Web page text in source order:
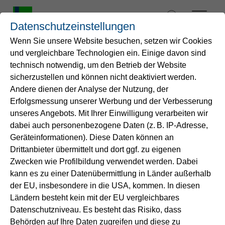
springen
Startseite
Wasser
Service
Energie
B2B-Lösungen
Unternehmen
Informationen zur
Verarbeitung
personenbezogener Daten
von Mitarbeitenden gem.
Art. 12 bis 14 der
Datenschutz-
Grundverordnung
(DSGVO)
Datenschutzeinstellungen
Wenn Sie unsere Website besuchen, setzen wir Cookies
und vergleichbare Technologien ein. Einige davon sind
technisch notwendig, um den Betrieb der Website
sicherzustellen und können nicht deaktiviert werden.
Andere dienen der Analyse der Nutzung, der
Erfolgsmessung unserer Werbung und der Verbesserung
unseres Angebots. Mit Ihrer Einwilligung verarbeiten wir
dabei auch personenbezogene Daten (z. B. IP-Adresse,
Geräteinformationen). Diese Daten können an
Drittanbieter übermittelt und dort ggf. zu eigenen
Zwecken wie Profilbildung verwendet werden. Dabei
kann es zu einer Datenübermittlung in Länder außerhalb
der EU, insbesondere in die USA, kommen. In diesen
Ländern besteht kein mit der EU vergleichbares
Datenschutzniveau. Es besteht das Risiko, dass
Behörden auf Ihre Daten zugreifen und diese zu